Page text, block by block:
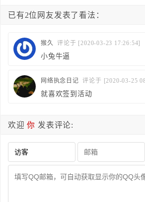
已有2位网友发表了看法：
猴久 评论于 [2020-03-23 17:26:54]
小兔牛逼
网络执念日记 评论于 [2020-03-25
就喜欢签到活动
欢迎你 发表评论: